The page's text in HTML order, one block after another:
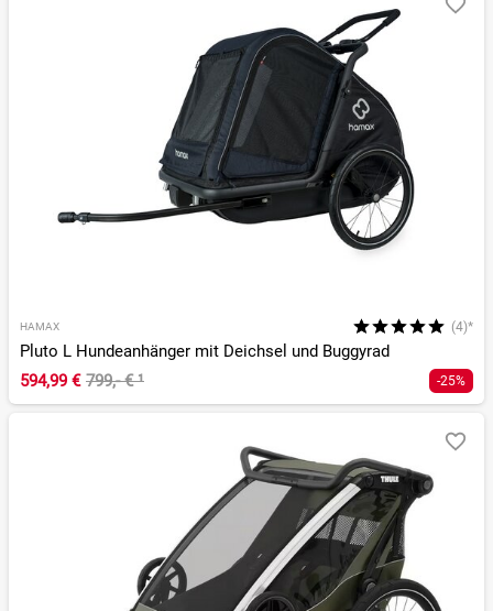
HAMAX (4)*
Pluto L Hundeanhänger mit Deichsel und Buggyrad
594,99 € 799,- €¹ -25%